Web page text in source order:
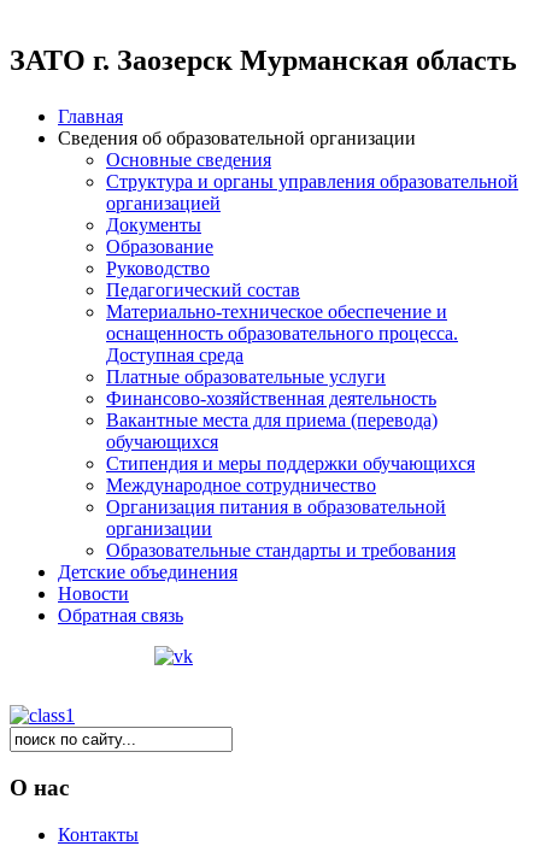
ЗАТО г. Заозерск Мурманская область
Главная
Сведения об образовательной организации
Основные сведения
Структура и органы управления образовательной
организацией
Документы
Образование
Руководство
Педагогический состав
Материально-техническое обеспечение и
оснащенность образовательного процесса.
Доступная среда
Платные образовательные услуги
Финансово-хозяйственная деятельность
Вакантные места для приема (перевода)
обучающихся
Стипендия и меры поддержки обучающихся
Международное сотрудничество
Организация питания в образовательной
организации
Образовательные стандарты и требования
Детские объединения
Новости
Обратная связь
О нас
Контакты